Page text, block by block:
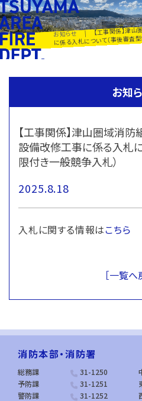
お知らせ | 【工事関係】津
に係る入札について（事後審査
お知
【工事関係】津山圏域
設備改修工事に係る入札
限付き一般競争入札）
2025.8.18
入札に関する情報はこちら
［一覧へ
消防本部・消防署
総務課 31-1250
予防課
31-1251
警防課
31-1252